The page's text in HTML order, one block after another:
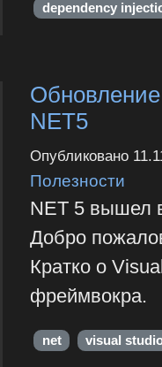
dependency
NET5
Опубликовано
Полезности
NET 5 вышел
Добро
Кратко о
фреймвокра.
net visual